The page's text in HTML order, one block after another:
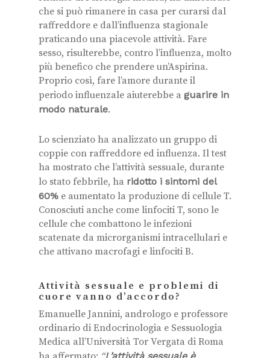
che si può rimanere in casa per curarsi dal
raffreddore e dall’influenza stagionale
praticando una piacevole attività. Fare
sesso, risulterebbe, contro l’influenza, molto
più benefico che prendere un’Aspirina.
Proprio così, fare l’amore durante il
periodo influenzale aiuterebbe a guarire in
modo naturale.
Lo scienziato ha analizzato un gruppo di
coppie con raffreddore ed influenza. Il test
ha mostrato che l’attività sessuale, durante
lo stato febbrile, ha ridotto i sintomi del
60% e aumentato la produzione di cellule T.
Conosciuti anche come linfociti T, sono le
cellule che combattono le infezioni
scatenate da microrganismi intracellulari e
che attivano macrofagi e linfociti B.
Attività sessuale e problemi di
cuore vanno d’accordo?
Emanuelle Jannini, andrologo e professore
ordinario di Endocrinologia e Sessuologia
Medica all’Università Tor Vergata di Roma
L’attività sessuale è